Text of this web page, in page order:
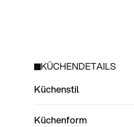
KÜCHENDETAILS
Küchenstil
Küchenform